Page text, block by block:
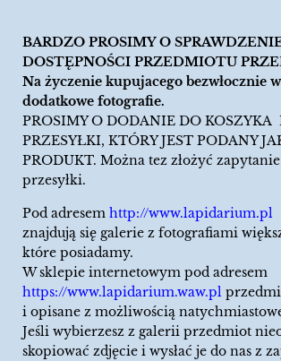
BARDZO PROSIMY O
DOSTĘPNOŚCI PRZEDMIOTU
Na życzenie kupujacego bezwłocznie
dodatkowe fotografie.
PROSIMY O DODANIE DO KOSZYKA
PRZESYŁKI, KTÓRY JEST PODANY
PRODUKT. Można tez złożyć
przesyłki.
Pod adresem http://www.lapidarium.pl
znajdują się galerie z fotografiami
które posiadamy.
W sklepie internetowym pod adresem
https://www.lapidarium.waw.pl
i opisane z możliwością
Jeśli wybierzesz z galerii przedmiot
skopiować zdjęcie i wysłać je do nas z